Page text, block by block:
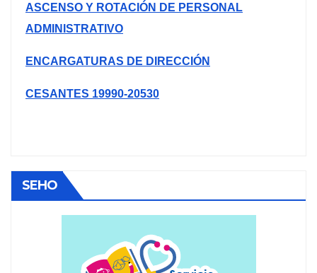
ASCENSO Y ROTACIÓN DE PERSONAL
ADMINISTRATIVO
ENCARGATURAS DE DIRECCIÓN
CESANTES 19990-20530
SEHO